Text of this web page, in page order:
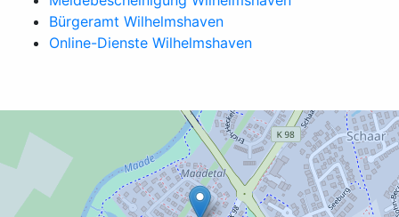
Bürgeramt Wilhelmshaven
Online-Dienste Wilhelmshaven